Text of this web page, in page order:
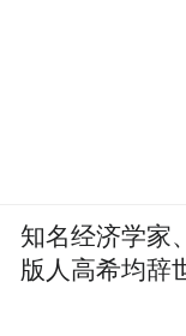
知名经济学家
版人高希均辞